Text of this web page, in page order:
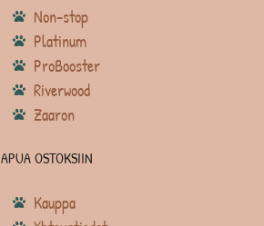
Non-stop
Platinum
ProBooster
Riverwood
Zaaron
APUA OSTOKSIIN
Kauppa